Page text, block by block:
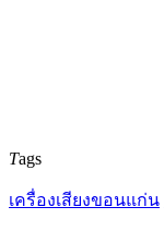
Tags
เครื่องเสียงขอนแก่น